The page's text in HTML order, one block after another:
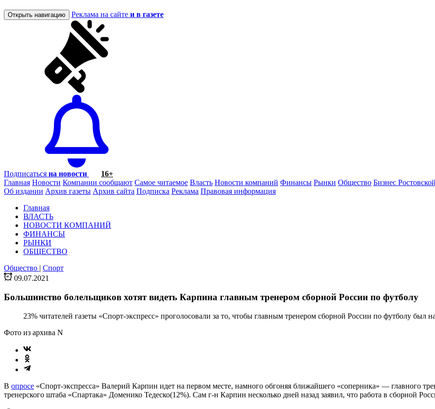
Открыть навигацию Реклама на сайте и в газете
Подписаться на новости
16+
Главная Новости Компании сообщают Самое читаемое Власть Новости компаний Финансы Рынки Общество Бизнес
Об издании Архив газеты Архив сайта Подписка Реклама Правовая информация
Главная
ВЛАСТЬ
НОВОСТИ КОМПАНИЙ
ФИНАНСЫ
РЫНКИ
ОБЩЕСТВО
Общество | Спорт
09.07.2021
Большинство болельщиков хотят видеть Карпина главным тренером сборной России по футболу
23% читателей газеты «Спорт-экспресс» проголосовали за то, чтобы главным тренером сборной России по футболу
Фото из архива N
В опросе «Спорт-экспресса» Валерий Карпин идет на первом месте, намного обгоняя ближайшего «соперника» — главного
тренерского штаба «Спартака» Доменико Тедеско(12%). Сам г-н Карпин несколько дней назад заявил, что работа в сборной